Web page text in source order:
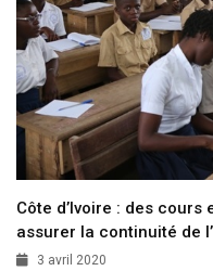
Côte d’Ivoire : des
assurer la continuité de
3 avril 2020